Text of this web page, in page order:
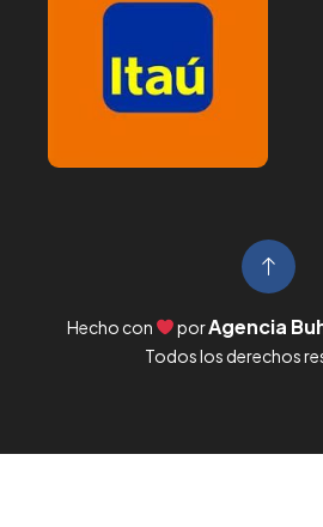
Hecho con porAgencia
Todos los derechos